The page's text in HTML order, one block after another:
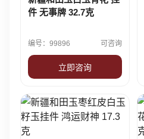
件 无事牌 32.7克
编号：99896 可咨询
立即咨询